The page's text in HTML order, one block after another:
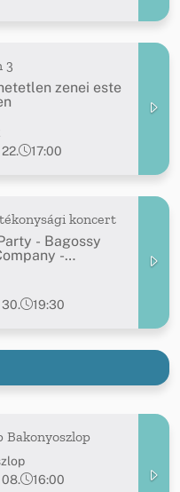
3
zenei este
17:00
koncert
- Bagossy
-
30.
19:30
Bakonyoszlop
08.
16:00